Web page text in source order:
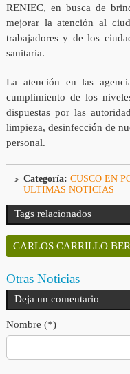
RENIEC, en busca de
mejorar la atención al
trabajadores y de los
sanitaria.
La atención en las
cumplimiento de los
dispuestas por las
limpieza, desinfección de
personal.
Categoría: CUSCO EN
ULTIMAS NOTICIAS
Tags relacionados
CARLOS CARRILLO
Otras Noticias
Deja un comentario
Nombre (*)